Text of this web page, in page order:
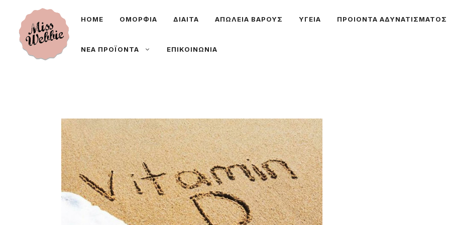
Μετάβαση
περιεχόμενο
ΗΟΜΕ ΟΜΟΡΦΙΑ ΔΙΑΙΤΑ ΑΠΩΛΕΙΑ ΒΑΡΟΥΣ ΥΓΕΙΑ ΠΡΟΙΟΝΤΑ ΑΔΥΝΑΤΙΣΜΑΤΟΣ
ΝΕΑ ΠΡΟΪΟΝΤΑ ΕΠΙΚΟΙΝΩΝΙΑ